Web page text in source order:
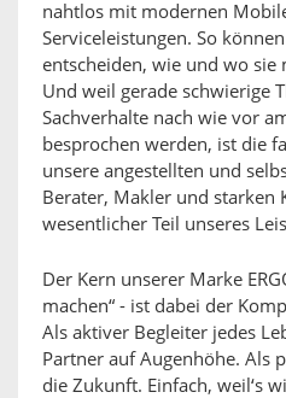
nahtlos mit modernen
Serviceleistungen. So
entscheiden, wie und wo
Und weil gerade schwierige
Sachverhalte nach wie vor
besprochen werden, ist die
unsere angestellten und
Berater, Makler und starken
wesentlicher Teil unseres
Der Kern unserer Marke
machen“ - ist dabei der
Als aktiver Begleiter jedes
Partner auf Augenhöhe. Als
die Zukunft. Einfach, weil‘s